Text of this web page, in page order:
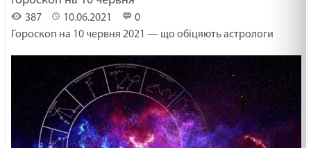
387 10.06.2021
0
Гороскоп на 10 червня 2021 — що обіцяють астрологи